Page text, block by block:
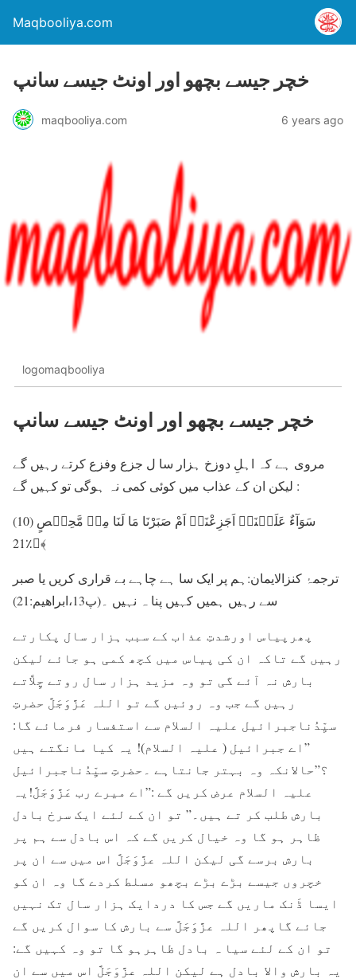
Maqbooliya.com
خچر جیسے بچھو اور اونٹ جیسے سانپ
maqbooliya.com 6 years ago
logomaqbooliya
خچر جیسے بچھو اور اونٹ جیسے سانپ
مروی ہے کہ اہلِ دوزخ ہزار سا ل جزع وفزع کرتے رہیں گے
لیکن ان کے عذاب میں کوئی کمی نہ ہوگی تو کہیں گے :
(10) سَوَآءٌ عَلَیۡنَاۤ اَجَزِعْنَاۤ اَمْ صَبَرْنَا مَا لَنَا مِنۡ مَّحِیۡصٍ
﴿٪21﴾
ترجمۂ کنزالایمان:ہم پر ایک سا ہے چاہے بے قراری کریں یا صبر
سے رہیں ہمیں کہیں پنا ہ نہیں ۔(پ13،ابراھیم:21)
پھرپیاس اورشدتِ عذاب کے سبب ہزار سال پکارتے
رہیں گے تاکہ ان کی پیاس میں کچھ کمی ہو جائے لیکن
بارش نہ آئے گی تو وہ مزید ہزار سال روتے چِلاَّتے
رہیں گے جب وہ روئیں گے تو اللہ عَزَّوَجَلَّ حضرتِ
سیِّدُناجبرائیل علیہ السلام سے استفسار فرمائے گا:
”اے جبرائیل ( علیہ السلام)! یہ کیا مانگتے ہیں
؟”حالانکہ وہ بہتر جانتاہے ۔حضرتِ سیِّدُناجبرائیل
علیہ السلام عرض کریں گے :”اے میرے رب عَزَّوَجَلَّ!یہ
بارش طلب کر تے ہیں۔” تو ان کے لئے ایک سرخ بادل
ظاہر ہو گا وہ خیال کریں گے کہ اس بادل سے ہم پر
بارش برسے گی لیکن اللہ عزَّوَجَلَّ اس میں سے ان پر
خچروں جیسے بڑے بڑے بچھو مسلط کردے گا وہ ان کو
ایسا ڈَنک ماریں گے جس کا دردایک ہزار سال تک نہیں
جائے گاپھر اللہ عزَّوَجَلَّ سے بارش کا سوال کریں گے
تو ان کے لئے سیا ہ بادل ظاہرہو گا تو وہ کہیں گے:
یہ بارش والا بادل ہے لیکن اللہ عزَّوَجَلَّ اس میں سے ان